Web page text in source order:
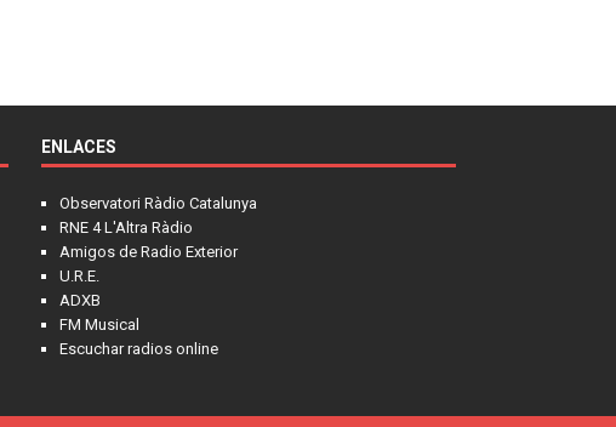
ENLACES
Observatori Ràdio Catalunya
RNE 4 L'Altra Ràdio
Amigos de Radio Exterior
U.R.E.
ADXB
FM Musical
Escuchar radios online